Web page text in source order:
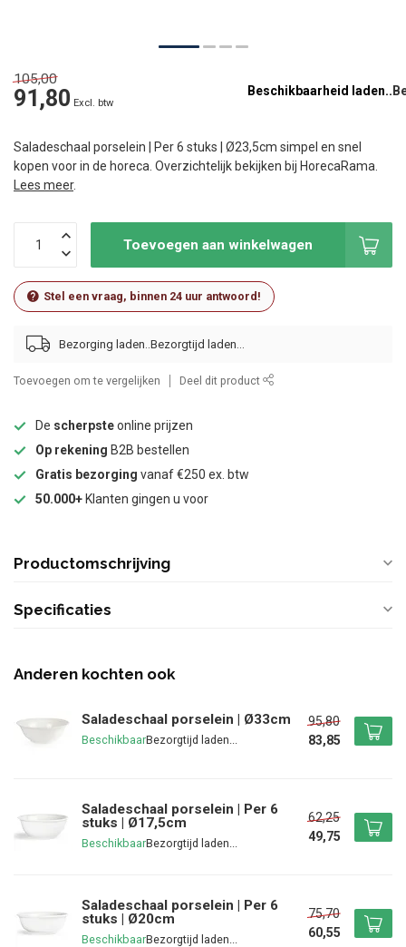
105,00
91,80 Excl. btw
Beschikbaarheid laden..
Saladeschaal porselein | Per 6 stuks | Ø23,5cm simpel en snel
kopen voor in de horeca. Overzichtelijk bekijken bij HorecaRama.
Lees meer.
Toevoegen aan winkelwagen
Stel een vraag, binnen 24 uur antwoord!
Bezorging laden..
Toevoegen om te vergelijken Deel dit product
De scherpsteonline prijzen
Op rekening B2B bestellen
Gratis bezorging vanaf €250 ex. btw
50.000+ Klanten gingen u voor
Productomschrijving
Specificaties
Anderen kochten ook
Saladeschaal porselein | Ø33cm
Beschikbaar
95,80
83,85
Saladeschaal porselein | Per 6
stuks | Ø17,5cm
Beschikbaar
62,25
49,75
Saladeschaal porselein | Per 6
stuks | Ø20cm
Beschikbaar
75,70
60,55